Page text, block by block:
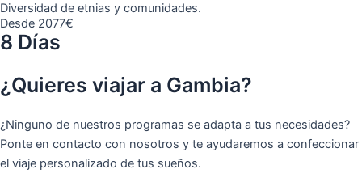
Diversidad de etnias y comunidades.
Desde 2077€
8 Días
¿Quieres viajar a Gambia?
¿Ninguno de nuestros programas se adapta a tus necesidades?
Ponte en contacto con nosotros y te ayudaremos a confeccionar
el viaje personalizado de tus sueños.